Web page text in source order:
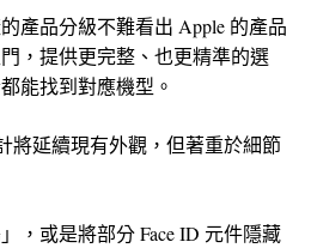
產品分級不難看出 Apple 的產品
，提供更完整、也更精準的選
能找到對應機型。
將延續現有外觀，但著重於細節
，或是將部分 Face ID 元件隱藏